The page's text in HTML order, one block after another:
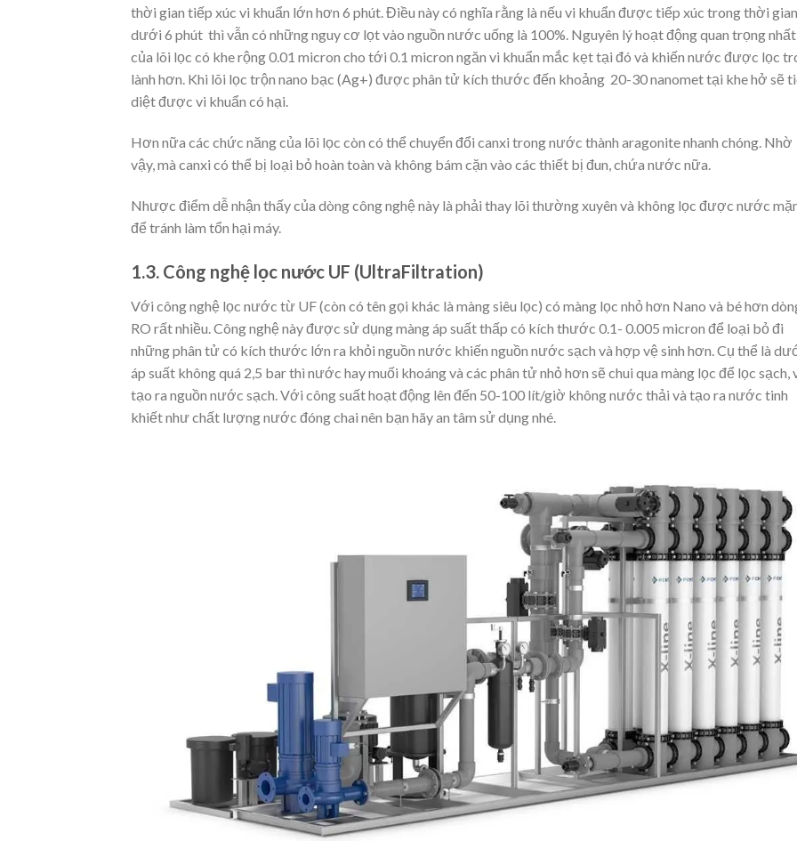
thời gian tiếp xúc vi khuẩn lớn hơn 6 phút. Điều này có nghĩa rằng là nếu vi khuẩn được tiếp xúc trong thời gian
dưới 6 phút thì vẫn có những nguy cơ lọt vào nguồn nước uống là 100%. Nguyên lý hoạt động quan trọng nhất
của lõi lọc có khe rộng 0.01 micron cho tới 0.1 micron ngăn vi khuẩn mắc kẹt tại đó và khiến nước được lọc
lành hơn. Khi lõi lọc trộn nano bạc (Ag+) được phân tử kích thước đến khoảng 20-30 nanomet tại khe hở sẽ
diệt được vi khuẩn có hại.
Hơn nữa các chức năng của lõi lọc còn có thể chuyển đổi canxi trong nước thành aragonite nhanh chóng. Nhờ
vậy, mà canxi có thể bị loại bỏ hoàn toàn và không bám cặn vào các thiết bị đun, chứa nước nữa.
Nhược điểm dễ nhận thấy của dòng công nghệ này là phải thay lõi thường xuyên và không lọc được nước
để tránh làm tổn hại máy.
1.3. Công nghệ lọc nước UF (UltraFiltration)
Với công nghệ lọc nước từ UF (còn có tên gọi khác là màng siêu lọc) có màng lọc nhỏ hơn Nano và bé hơn
RO rất nhiều. Công nghệ này được sử dụng màng áp suất thấp có kích thước 0.1- 0.005 micron để loại bỏ đi
những phân tử có kích thước lớn ra khỏi nguồn nước khiến nguồn nước sạch và hợp vệ sinh hơn. Cụ thể là
áp suất không quá 2,5 bar thì nước hay muối khoáng và các phân tử nhỏ hơn sẽ chui qua màng lọc để lọc sạch,
tạo ra nguồn nước sạch. Với công suất hoạt động lên đến 50-100 lít/giờ không nước thải và tạo ra nước tinh
khiết như chất lượng nước đóng chai nên bạn hãy an tâm sử dụng nhé.